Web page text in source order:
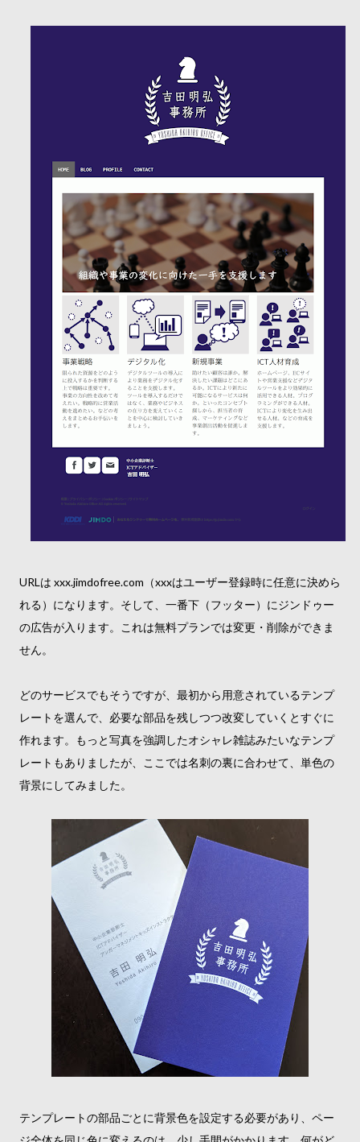
URLは xxx.jimdofree.com（xxxはユーザー登録時に任意に決めら
れる）になります。そして、一番下（フッター）にジンドゥー
の広告が入ります。これは無料プランでは変更・削除ができま
せん。
どのサービスでもそうですが、最初から用意されているテンプ
レートを選んで、必要な部品を残しつつ改変していくとすぐに
作れます。もっと写真を強調したオシャレ雑誌みたいなテンプ
レートもありましたが、ここでは名刺の裏に合わせて、単色の
背景にしてみました。
テンプレートの部品ごとに背景色を設定する必要があり、ペー